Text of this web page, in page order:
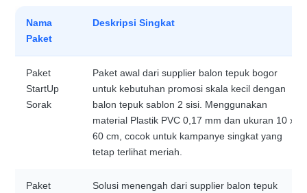
Nama
Paket
Deskripsi Singkat
Paket
StartUp
Sorak
Paket awal dari supplier balon tepuk bogor
untuk kebutuhan promosi skala kecil dengan
balon tepuk sablon 2 sisi. Menggunakan
material Plastik PVC 0,17 mm dan ukuran 10 x
60 cm, cocok untuk kampanye singkat yang
tetap terlihat meriah.
Paket
Solusi menengah dari supplier balon tepuk